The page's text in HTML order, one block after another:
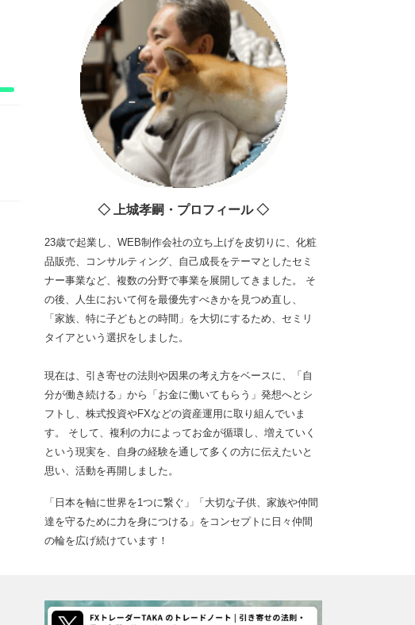
◇ 上城孝嗣・プロフィール ◇
23歳で起業し、WEB制作会社の立ち上げを皮切りに、化粧
品販売、コンサルティング、自己成長をテーマとしたセミ
ナー事業など、複数の分野で事業を展開してきました。 そ
の後、人生において何を最優先すべきかを見つめ直し、
「家族、特に子どもとの時間」を大切にするため、セミリ
タイアという選択をしました。
現在は、引き寄せの法則や因果の考え方をベースに、「自
分が働き続ける」から「お金に働いてもらう」発想へとシ
フトし、株式投資やFXなどの資産運用に取り組んでいま
す。 そして、複利の力によってお金が循環し、増えていく
という現実を、自身の経験を通して多くの方に伝えたいと
思い、活動を再開しました。
「日本を軸に世界を1つに繋ぐ」「大切な子供、家族や仲間
達を守るために力を身につける」をコンセプトに日々仲間
の輪を広げ続けています！